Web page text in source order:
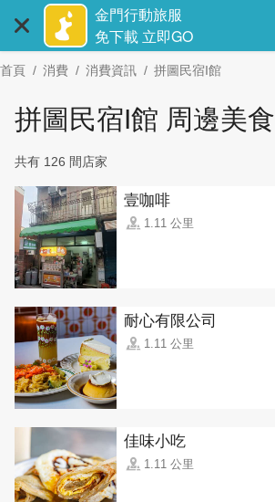
主
要
金門行動旅服
免下載 立即GO
首頁 消費 消費資訊 拼圖民宿I館
拼圖民宿I館 周邊美食
共有 126 間店家
壹咖啡
1.11 公里
耐心有限公司
1.11 公里
佳味小吃
1.11 公里